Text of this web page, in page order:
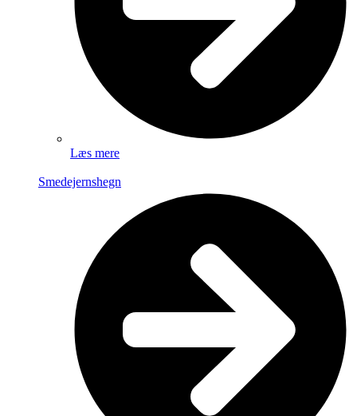
Læs mere
Smedejernshegn